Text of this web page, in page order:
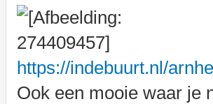
https://indebuurt.nl/
Ook een mooie waar je